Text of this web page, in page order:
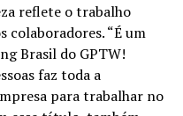
reflete o trabalho
“É um
Brasil do GPTW!
faz toda a
para trabalhar no